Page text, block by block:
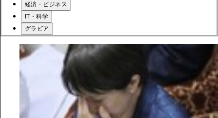
経済・ビジネス
IT・科学
グラビア